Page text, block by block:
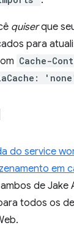
quiserque
para
Cache-
do service
em
de Jake
todos os